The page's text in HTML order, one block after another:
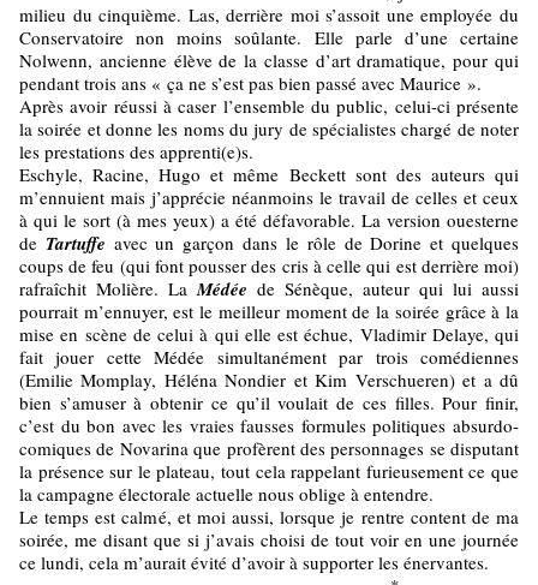
milieu du cinquième. Las, derrière moi s’assoit une employée du
Conservatoire non moins soûlante. Elle parle d’une certaine
Nolwenn, ancienne élève de la classe d’art dramatique, pour qui
pendant trois ans « ça ne s’est pas bien passé avec Maurice ».
Après avoir réussi à caser l’ensemble du public, celui-ci présente
la soirée et donne les noms du jury de spécialistes chargé de noter
les prestations des apprenti(e)s.
Eschyle, Racine, Hugo et même Beckett sont des auteurs qui
m’ennuient mais j’apprécie néanmoins le travail de celles et ceux
à qui le sort (à mes yeux) a été défavorable. La version ouesterne
de Tartuffe avec un garçon dans le rôle de Dorine et quelques
coups de feu (qui font pousser des cris à celle qui est derrière moi)
rafraîchit Molière. LaMédée de Sénèque, auteur qui lui aussi
pourrait m’ennuyer, est le meilleur moment de la soirée grâce à la
mise en scène de celui à qui elle est échue, Vladimir Delaye, qui
fait jouer cette Médée simultanément par trois comédiennes
(Emilie Momplay, Héléna Nondier et Kim Verschueren) et a dû
bien s’amuser à obtenir ce qu’il voulait de ces filles. Pour finir,
c’est du bon avec les vraies fausses formules politiques absurdo-
comiques de Novarina que profèrent des personnages se disputant
la présence sur le plateau, tout cela rappelant furieusement ce que
la campagne électorale actuelle nous oblige à entendre.
Le temps est calmé, et moi aussi, lorsque je rentre content de ma
soirée, me disant que si j’avais choisi de tout voir en une journée
ce lundi, cela m’aurait évité d’avoir à supporter les énervantes.